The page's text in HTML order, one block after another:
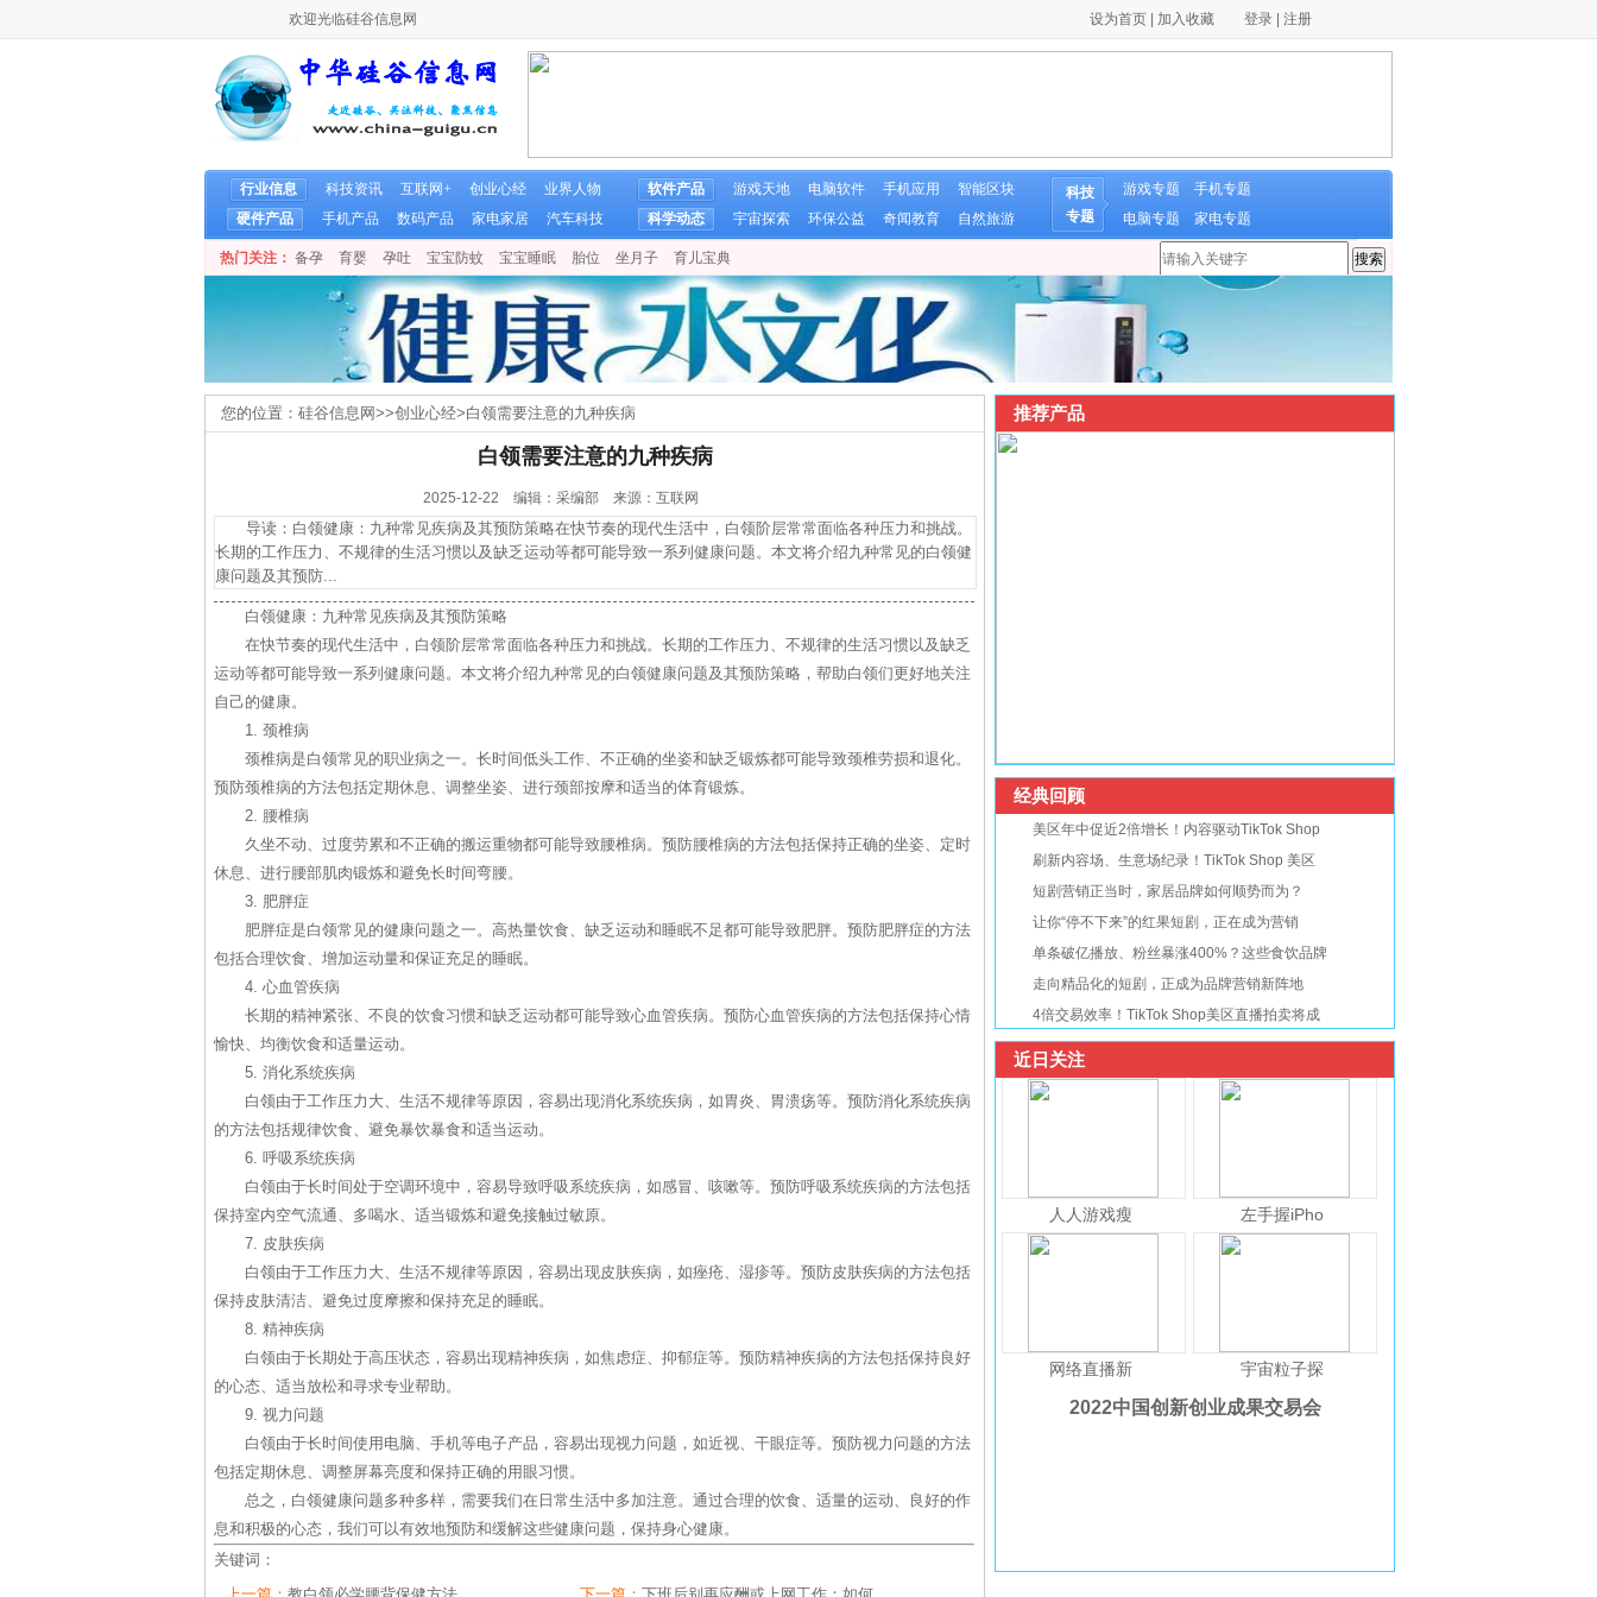
欢迎光临硅谷信息网 设为首页 加入收藏 登录 注册
行业信息 科技资讯 互联网+ 创业心经
业界人物
硬件产品
手机产品 数码产品 家电家居 汽车科技
软件产品 游戏天地 电脑软件 手机应用
智能区块
科学动态
宇宙探索 环保公益 奇闻教育 自然旅游
科技
专题
游戏专题
手机专题
电脑专题
家电专题
热门关注： 备孕 育婴 孕吐 宝宝防蚊 宝宝睡眠 胎位 坐月子 育儿宝典
您的位置： 硅谷信息网>>创业心经>白领需要注意的九种疾病
白领需要注意的九种疾病
2025-12-22 编辑：采编部 来源：互联网
导读：白领健康：九种常见疾病及其预防策略在快节奏的现代生活中，白领阶层常常面临各种压力和挑战。
长期的工作压力、不规律的生活习惯以及缺乏运动等都可能导致一系列健康问题。本文将介绍九种常见的白领健
康问题及其预防...
白领健康：九种常见疾病及其预防策略
在快节奏的现代生活中，白领阶层常常面临各种压力和挑战。长期的工作压力、不规律的生活习惯以及缺乏
运动等都可能导致一系列健康问题。本文将介绍九种常见的白领健康问题及其预防策略，帮助白领们更好地关注
自己的健康。
1. 颈椎病
颈椎病是白领常见的职业病之一。长时间低头工作、不正确的坐姿和缺乏锻炼都可能导致颈椎劳损和退化。
预防颈椎病的方法包括定期休息、调整坐姿、进行颈部按摩和适当的体育锻炼。
2. 腰椎病
久坐不动、过度劳累和不正确的搬运重物都可能导致腰椎病。预防腰椎病的方法包括保持正确的坐姿、定时
休息、进行腰部肌肉锻炼和避免长时间弯腰。
3. 肥胖症
肥胖症是白领常见的健康问题之一。高热量饮食、缺乏运动和睡眠不足都可能导致肥胖。预防肥胖症的方法
包括合理饮食、增加运动量和保证充足的睡眠。
4. 心血管疾病
长期的精神紧张、不良的饮食习惯和缺乏运动都可能导致心血管疾病。预防心血管疾病的方法包括保持心情
愉快、均衡饮食和适量运动。
5. 消化系统疾病
白领由于工作压力大、生活不规律等原因，容易出现消化系统疾病，如胃炎、胃溃疡等。预防消化系统疾病
的方法包括规律饮食、避免暴饮暴食和适当运动。
6. 呼吸系统疾病
白领由于长时间处于空调环境中，容易导致呼吸系统疾病，如感冒、咳嗽等。预防呼吸系统疾病的方法包括
保持室内空气流通、多喝水、适当锻炼和避免接触过敏原。
7. 皮肤疾病
白领由于工作压力大、生活不规律等原因，容易出现皮肤疾病，如痤疮、湿疹等。预防皮肤疾病的方法包括
保持皮肤清洁、避免过度摩擦和保持充足的睡眠。
8. 精神疾病
白领由于长期处于高压状态，容易出现精神疾病，如焦虑症、抑郁症等。预防精神疾病的方法包括保持良好
的心态、适当放松和寻求专业帮助。
9. 视力问题
白领由于长时间使用电脑、手机等电子产品，容易出现视力问题，如近视、干眼症等。预防视力问题的方法
包括定期休息、调整屏幕亮度和保持正确的用眼习惯。
总之，白领健康问题多种多样，需要我们在日常生活中多加注意。通过合理的饮食、适量的运动、良好的作
息和积极的心态，我们可以有效地预防和缓解这些健康问题，保持身心健康。
关键词：
推荐产品
经典回顾
美区年中促近2倍增长！内容驱动TikTok Shop
刷新内容场、生意场纪录！TikTok Shop 美区
短剧营销正当时，家居品牌如何顺势而为？
让你“停不下来”的红果短剧，正在成为营销
单条破亿播放、粉丝暴涨400%？这些食饮品牌
走向精品化的短剧，正成为品牌营销新阵地
4倍交易效率！TikTok Shop美区直播拍卖将成
近日关注
人人游戏瘦 左手握iPho
网络直播新 宇宙粒子探
2022中国创新创业成果交易会